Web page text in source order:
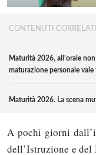
CONTENUTI CORRELATI
Maturità 2026, all’orale
maturazione personale
Maturità 2026. La scena
A pochi giorni
dell’Istruzione e